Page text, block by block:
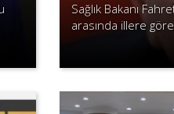
Sağlık Bakanı
arasında illere
Covid-19 vaka